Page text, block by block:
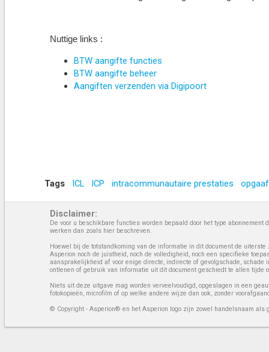
Nuttige links :
BTW aangifte functies
BTW aangifte beheer
Aangiften verzenden via Digipoort
Tags ICL ICP intracommunautaire prestaties
Disclaimer:
De voor u beschikbare functies worden bepaald door het type
werken dan zoals hier beschreven.
Hoewel bij de totstandkoming van de informatie in dit document de
Asperion noch de juistheid, noch de volledigheid, noch een specifieke
aansprakelijkheid af voor enige directe, indirecte of gevolgschade,
ontlenen of gebruik van informatie uit dit document geschiedt te allen tijde
Niets uit deze uitgave mag worden verveelvoudigd, opgeslagen in een
fotokopieën, microfilm of op welke andere wijze dan ook, zonder
© Copyright - Asperion® en het Asperion logo zijn zowel handelsnaam als